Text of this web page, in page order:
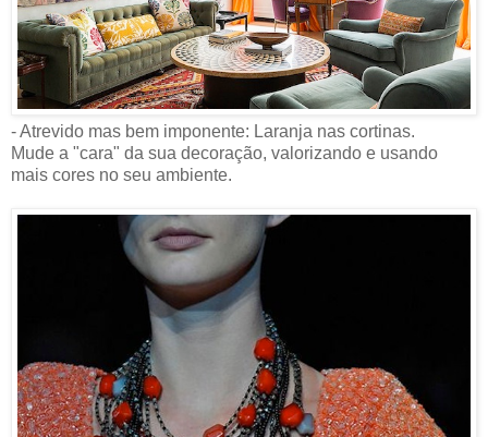
- Atrevido mas bem imponente: Laranja nas cortinas.
Mude a "cara" da sua decoração, valorizando e usando
mais cores no seu ambiente.